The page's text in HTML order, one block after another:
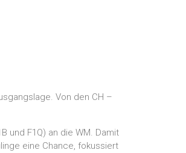
Von den CH –
und F1Q) an die WM. Damit
eine Chance, fokussiert